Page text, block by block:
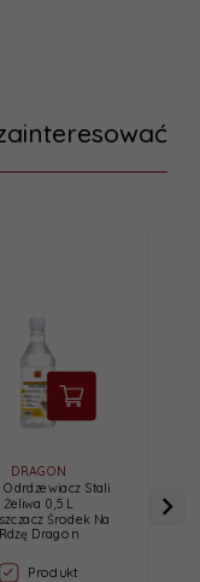
DRAGON
Odrdzewiacz Stali
Żeliwa 0,5 L
Środek Na
Rdzę Dragon
Produkt